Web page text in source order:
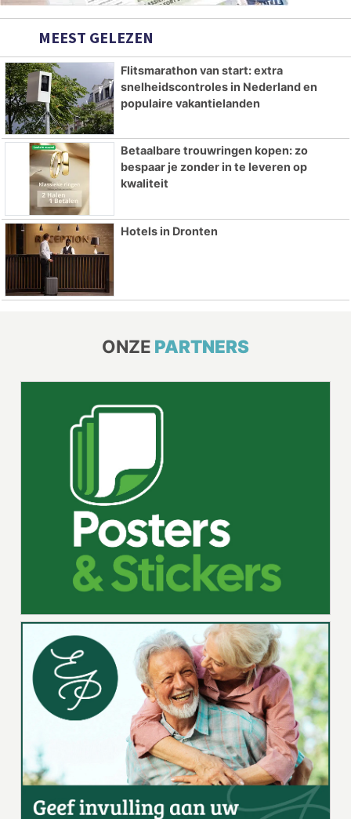
MEEST GELEZEN
Flitsmarathon van start: extra
snelheidscontroles in Nederland en
populaire vakantielanden
Betaalbare trouwringen kopen: zo
bespaar je zonder in te leveren op
kwaliteit
Hotels in Dronten
ONZE PARTNERS